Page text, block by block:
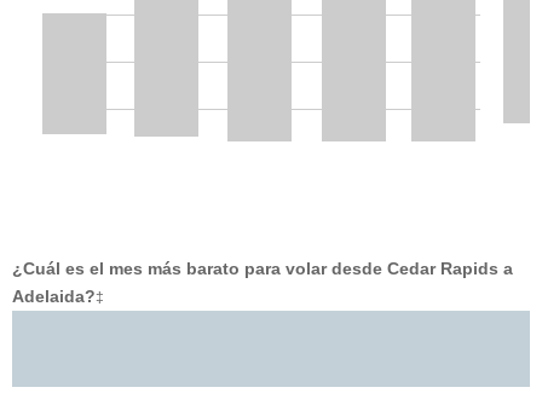
¿Cuál es el mes más barato para volar desde Cedar Rapids a
Adelaida?‡